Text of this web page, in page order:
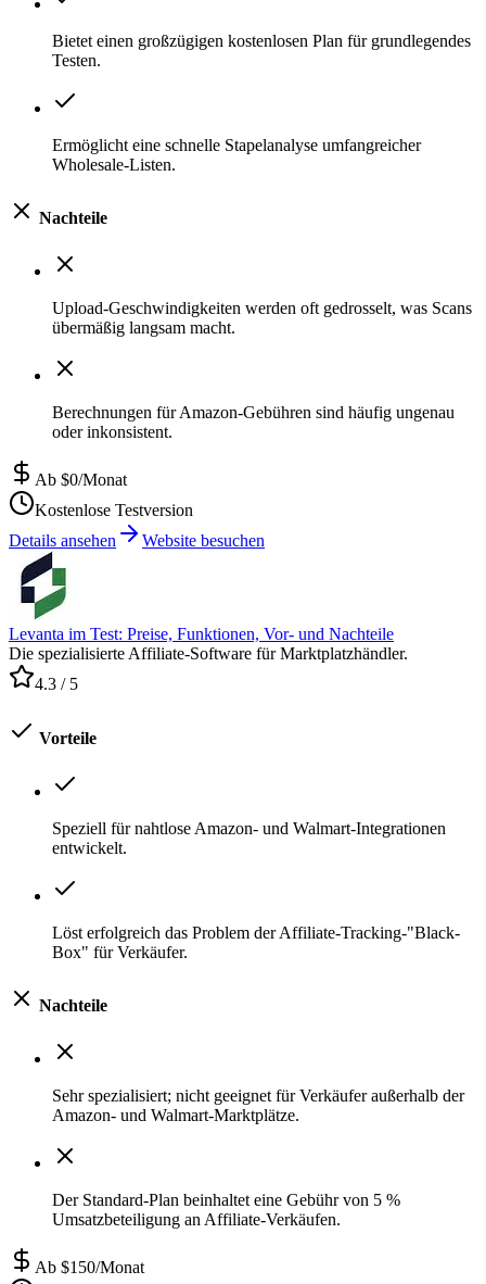
Bietet einen großzügigen kostenlosen Plan für grundlegendes
Testen.
Ermöglicht eine schnelle Stapelanalyse umfangreicher
Wholesale-Listen.
Nachteile
Upload-Geschwindigkeiten werden oft gedrosselt, was Scans
übermäßig langsam macht.
Berechnungen für Amazon-Gebühren sind häufig ungenau
oder inkonsistent.
Ab $0/Monat
Kostenlose Testversion
Details ansehen
Website besuchen
Levanta im Test: Preise, Funktionen, Vor- und Nachteile
Die spezialisierte Affiliate-Software für Marktplatzhändler.
4.3 / 5
Vorteile
Speziell für nahtlose Amazon- und Walmart-Integrationen
entwickelt.
Löst erfolgreich das Problem der Affiliate-Tracking-"Black-
Box" für Verkäufer.
Nachteile
Sehr spezialisiert; nicht geeignet für Verkäufer außerhalb der
Amazon- und Walmart-Marktplätze.
Der Standard-Plan beinhaltet eine Gebühr von 5 %
Umsatzbeteiligung an Affiliate-Verkäufen.
Ab $150/Monat